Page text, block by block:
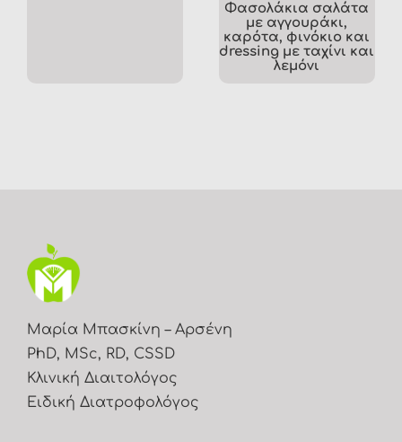
Φασολάκια σαλάτα
με αγγουράκι,
καρότα, φινόκιο και
dressing με ταχίνι και
λεμόνι
Μαρία Μπασκίνη – Αρσένη
PhD, MSc, RD, CSSD
Κλινική Διαιτολόγος
Ειδική Διατροφολόγος